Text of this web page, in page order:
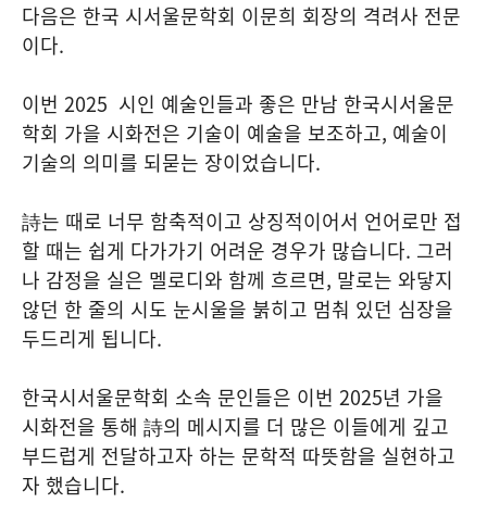
다음은 한국 시서울문학회 이문희 회장의 격려사 전문
이다.
이번 2025 시인 예술인들과 좋은 만남 한국시서울문
학회 가을 시화전은 기술이 예술을 보조하고, 예술이
기술의 의미를 되묻는 장이었습니다.
詩는 때로 너무 함축적이고 상징적이어서 언어로만 접
할 때는 쉽게 다가가기 어려운 경우가 많습니다. 그러
나 감정을 실은 멜로디와 함께 흐르면, 말로는 와닿지
않던 한 줄의 시도 눈시울을 붉히고 멈춰 있던 심장을
두드리게 됩니다.
한국시서울문학회 소속 문인들은 이번 2025년 가을
시화전을 통해 詩의 메시지를 더 많은 이들에게 깊고
부드럽게 전달하고자 하는 문학적 따뜻함을 실현하고
자 했습니다.